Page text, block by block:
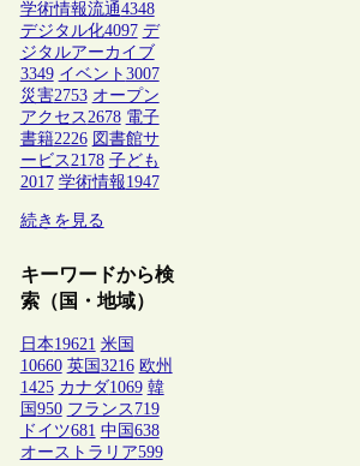
学術情報流通4348
デジタル化4097 デ
ジタルアーカイブ
3349 イベント 3007
災害2753 オープン
アクセス 2678 電子
書籍2226 図書館サ
ービス 2178 子ども
2017 学術情報1947
続きを見る
キーワードから検
索（国・地域）
日本19621 米国
10660 英国 3216 欧州
1425 カナダ1069 韓
国 950 フランス 719
ドイツ681 中国 638
オーストラリア599